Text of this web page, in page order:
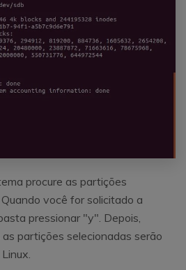
procure as partições
você for solicitado a
pressionar "y". Depois,
as partições selecionadas serão